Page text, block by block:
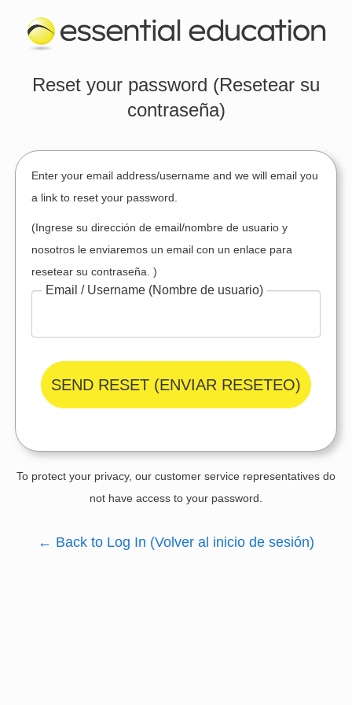
Reset your password (Resetear su
contraseña)
Enter your email address/username and we will email you
a link to reset your password.
(Ingrese su dirección de email/nombre de usuario y
nosotros le enviaremos un email con un enlace para
resetear su contraseña. )
Email / Username (Nombre de usuario)
SEND RESET (ENVIAR RESETEO)
To protect your privacy, our customer service representatives do
not have access to your password.
← Back to Log In (Volver al inicio de sesión)